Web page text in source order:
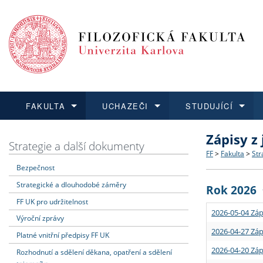
FAKULTA
Dozvědět se více
Struktura
Strategie
Podpora
UCHAZEČI
Podat přihlášku
Co
Učitelské
STUDUJÍCÍ
Dozvědět se více
Rigorózní
Dozvědět se více
O vědě a
Granty a
Dozvědět se více
Aktuální
Strategie a další dokumenty
Bezpečnost
Strategické a dlouhodobé záměry
FF UK pro udržitelnost
Výroční zprávy
Platné vnitřní předpisy FF UK
Rozhodnutí a sdělení děkana, opatření a sdělení
Zápisy
FF > Fakulta >
Rok 2026
2026-05-04
2026-04-27
2026-04-20